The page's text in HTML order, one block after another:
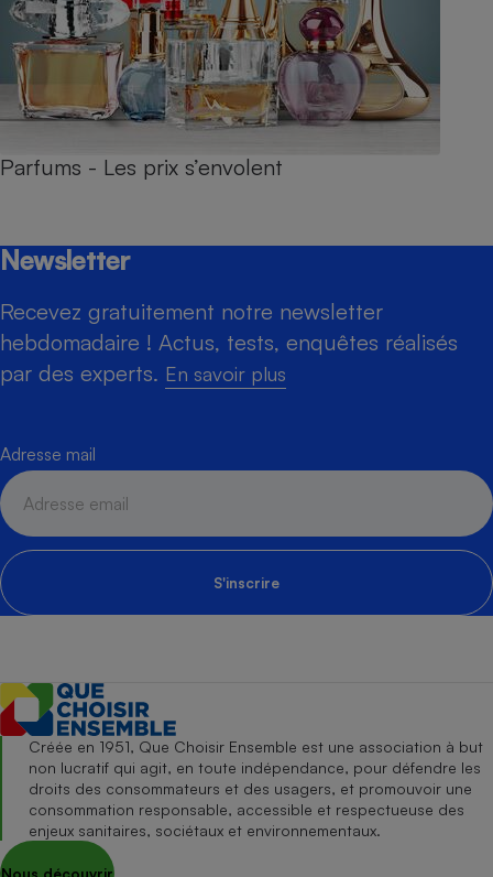
Parfums - Les prix s’envolent
Newsletter
Recevez gratuitement notre newsletter
hebdomadaire ! Actus, tests, enquêtes réalisés
par des experts. En savoir plus
Adresse mail
S'inscrire
Créée en 1951, Que Choisir Ensemble est une association à but
non lucratif qui agit, en toute indépendance, pour défendre les
droits des consommateurs et des usagers, et promouvoir une
consommation responsable, accessible et respectueuse des
enjeux sanitaires, sociétaux et environnementaux.